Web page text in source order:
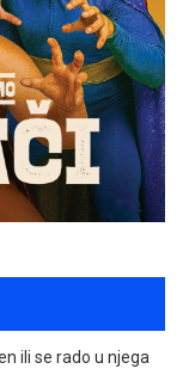
ili se rado u njega